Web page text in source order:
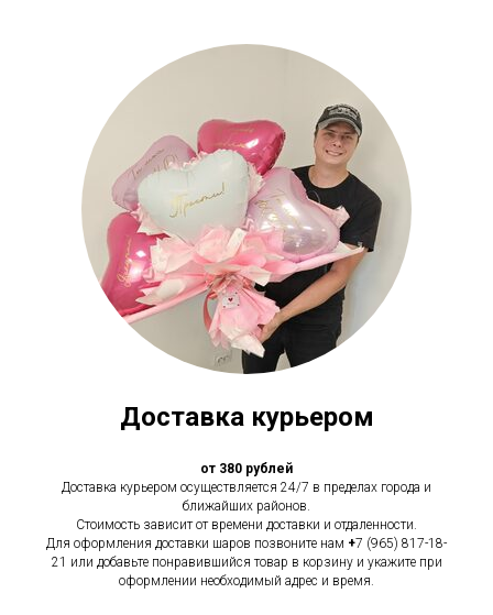
Доставка курьером
от 380 рублей
Доставка курьером осуществляется 24/7 в пределах города и
ближайших районов.
Стоимость зависит от времени доставки и отдаленности.
Для оформления доставки шаров позвоните нам +7 (965) 817-18-
21 или добавьте понравившийся товар в корзину и укажите при
оформлении необходимый адрес и время.